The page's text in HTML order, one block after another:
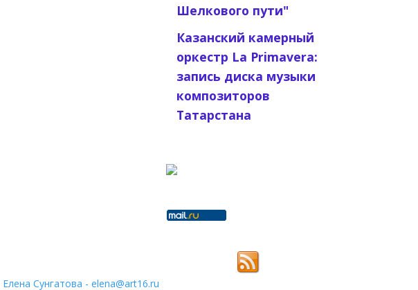
Шелкового пути"
Казанский камерный
оркестр La Primavera:
запись диска музыки
композиторов
Татарстана
Елена Сунгатова - elena@art16.ru